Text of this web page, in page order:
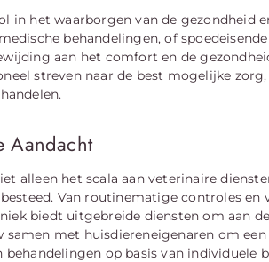
in het waarborgen van de gezondheid
behandelingen, of
aan het comfort en de
streven naar de best mogelijke
Aandacht
alleen het scala aan veterinaire
Van routinematige controles en
biedt uitgebreide diensten om aan
met huisdiereneigenaren om
op basis van individuele